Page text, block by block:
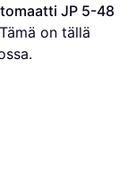
JP 5-48
on tällä